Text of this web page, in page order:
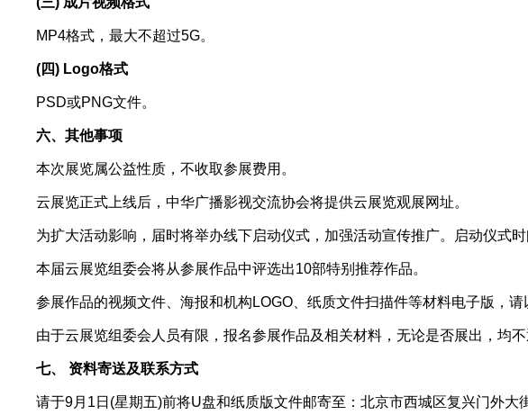
MP4格式，最大不超过5G。
(四) Logo格式
PSD或PNG文件。
六、其他事项
本次展览属公益性质，不收取参展费用。
云展览正式上线后，中华广播影视交流协会将提供云展览观展网址。
为扩大活动影响，届时将举办线下启动仪式，加强活动宣传推广。启动仪式时
本届云展览组委会将从参展作品中评选出10部特别推荐作品。
参展作品的视频文件、海报和机构LOGO、纸质文件扫描件等材料电子版，请
由于云展览组委会人员有限，报名参展作品及相关材料，无论是否展出，均不
七、 资料寄送及联系方式
请于9月1日(星期五)前将U盘和纸质版文件邮寄至：北京市西城区复兴门外